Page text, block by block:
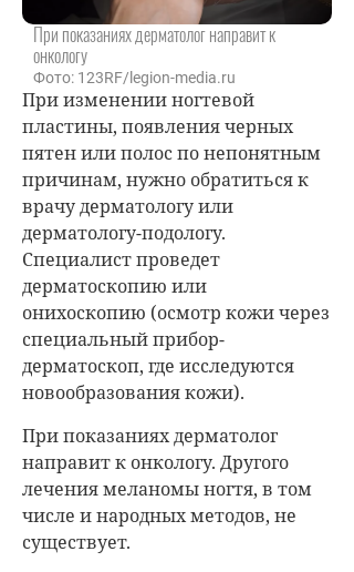
При показаниях дерматолог направит к
онкологу
Фото: 123RF/legion-media.ru
При изменении ногтевой
пластины, появления черных
пятен или полос по непонятным
причинам, нужно обратиться к
врачу дерматологу или
дерматологу-подологу.
Специалист проведет
дерматоскопию или
онихоскопию (осмотр кожи через
специальный прибор-
дерматоскоп, где исследуются
новообразования кожи).
При показаниях дерматолог
направит к онкологу. Другого
лечения меланомы ногтя, в том
числе и народных методов, не
существует.